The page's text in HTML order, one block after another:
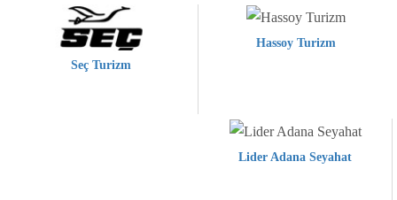
Seç Turizm
Hassoy Turizm
Lider Adana Seyahat